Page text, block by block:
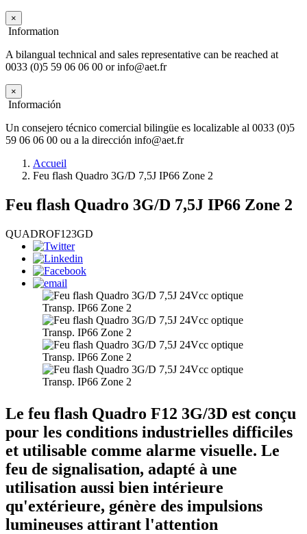
×
Information
A bilangual technical and sales representative can be reached at
0033 (0)5 59 06 06 00 or info@aet.fr
×
Información
Un consejero técnico comercial bilingüe es localizable al 0033 (0)5
59 06 06 00 ou a la dirección info@aet.fr
Accueil
Feu flash Quadro 3G/D 7,5J IP66 Zone 2
Feu flash Quadro 3G/D 7,5J IP66 Zone 2
QUADROF123GD
Le feu flash Quadro F12 3G/3D est conçu
pour les conditions industrielles difficiles
et utilisable comme alarme visuelle. Le
feu de signalisation, adapté à une
utilisation aussi bien intérieure
qu'extérieure, génère des impulsions
lumineuses attirant l'attention